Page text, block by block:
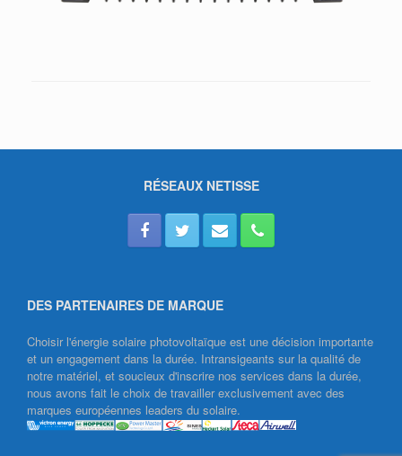
RÉSEAUX NETISSE
DES PARTENAIRES DE MARQUE
Choisir l'énergie solaire photovoltaïque est une décision importante
et un engagement dans la durée. Intransigeants sur la qualité de
notre matériel, et soucieux d'inscrire nos services dans la durée,
nous avons fait le choix de travailler exclusivement avec des
marques européennes leaders du solaire.